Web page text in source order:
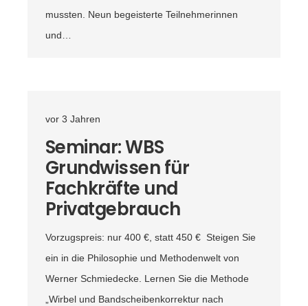
mussten. Neun begeisterte Teilnehmerinnen
und…
vor 3 Jahren
Seminar: WBS
Grundwissen für
Fachkräfte und
Privatgebrauch
Vorzugspreis: nur 400 €, statt 450 € Steigen Sie
ein in die Philosophie und Methodenwelt von
Werner Schmiedecke. Lernen Sie die Methode
„Wirbel und Bandscheibenkorrektur nach